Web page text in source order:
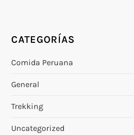
CATEGORÍAS
Comida Peruana
General
Trekking
Uncategorized